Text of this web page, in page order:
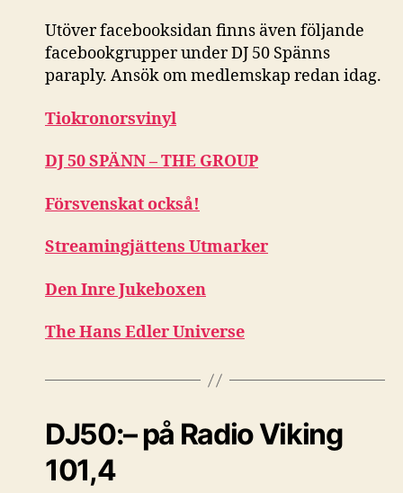
Utöver facebooksidan finns även följande
facebookgrupper under DJ 50 Spänns
paraply. Ansök om medlemskap redan idag.
Tiokronorsvinyl
DJ 50 SPÄNN – THE GROUP
Försvenskat också!
Streamingjättens Utmarker
Den Inre Jukeboxen
The Hans Edler Universe
DJ50:– på Radio Viking
101,4